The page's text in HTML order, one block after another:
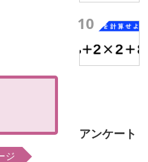
ジ
10
アンケート